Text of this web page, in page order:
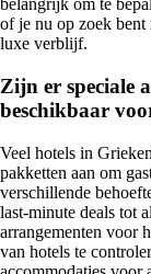
belangrijk om te
of je nu op zoek bent
luxe verblijf.
Zijn er speciale
beschikbaar
Veel hotels in
pakketten aan om
verschillende
last-minute deals tot
arrangementen voor
van hotels te